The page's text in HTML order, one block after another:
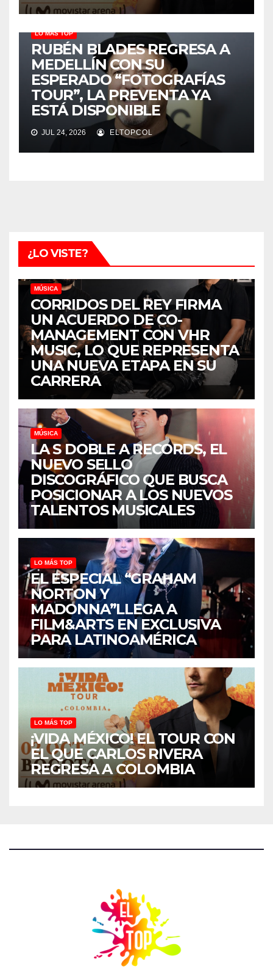
LO MÁS TOP
RUBÉN BLADES REGRESA A
MEDELLÍN CON SU
ESPERADO “FOTOGRAFÍAS
TOUR”, LA PREVENTA YA
ESTÁ DISPONIBLE
JUL 24, 2026 ELTOPCOL
¿LO VISTE?
MÚSICA
CORRIDOS DEL REY FIRMA
UN ACUERDO DE CO-
MANAGEMENT CON VHR
MUSIC, LO QUE REPRESENTA
UNA NUEVA ETAPA EN SU
CARRERA
MÚSICA
LA S DOBLE A RECORDS, EL
NUEVO SELLO
DISCOGRÁFICO QUE BUSCA
POSICIONAR A LOS NUEVOS
TALENTOS MUSICALES
LO MÁS TOP
EL ESPECIAL “GRAHAM
NORTON Y
MADONNA”LLEGA A
FILM&ARTS EN EXCLUSIVA
PARA LATINOAMÉRICA
LO MÁS TOP
¡VIDA MÉXICO! EL TOUR CON
EL QUE CARLOS RIVERA
REGRESA A COLOMBIA